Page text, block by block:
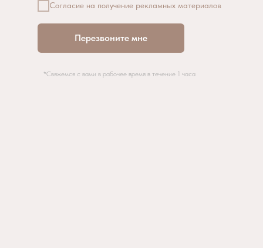
Согласие на получение рекламных материалов
Перезвоните мне
*Свяжемся с вами в рабочее время в течение 1 часа